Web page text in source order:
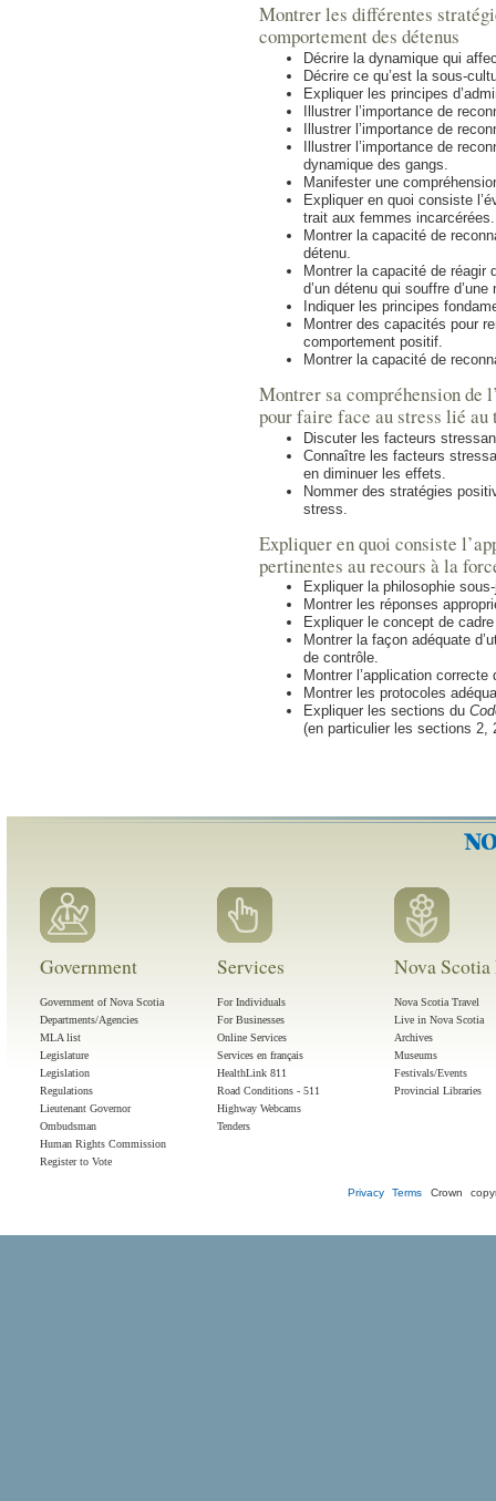
Montrer les différentes
comportement des détenus
Décrire la dynamique qui
Décrire ce qu’est la sous-
Expliquer les principes
Illustrer l’importance de
Illustrer l’importance de
Illustrer l’importance de
dynamique des gangs.
Manifester une
Expliquer en quoi consiste
trait aux femmes incarcérées.
Montrer la capacité de
détenu.
Montrer la capacité de réagir
d’un détenu qui souffre
Indiquer les principes
Montrer des capacités pour
comportement positif.
Montrer la capacité de
Montrer sa compréhension de
pour faire face au stress lié au
Discuter les facteurs
Connaître les facteurs
en diminuer les effets.
Nommer des stratégies
stress.
Expliquer en quoi consiste
pertinentes au recours à la
Expliquer la philosophie
Montrer les réponses
Expliquer le concept de
Montrer la façon adéquate
de contrôle.
Montrer l’application
Montrer les protocoles
Expliquer les sections du
(en particulier les sections 2,
Government
Government of Nova Scotia
Departments/Agencies
MLA list
Legislature
Legislation
Regulations
Lieutenant Governor
Ombudsman
Human Rights Commission
Register to Vote
Services
For Individuals
For Businesses
Online Services
Services en français
HealthLink 811
Road Conditions - 511
Highway Webcams
Tenders
Nova
Nova Scotia Travel
Live in Nova Scotia
Archives
Museums
Festivals/Events
Provincial Libraries
Privacy Terms Crown